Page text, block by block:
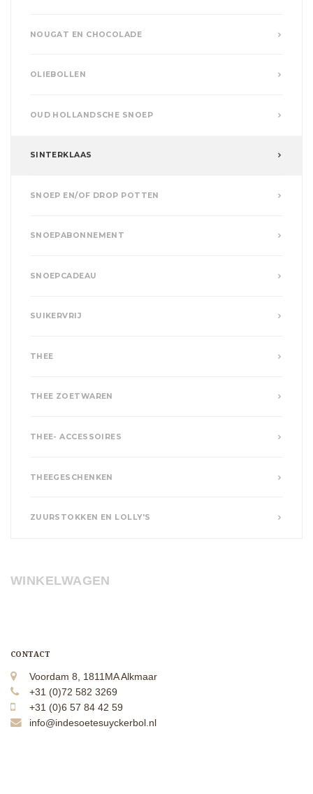
NOUGAT EN CHOCOLADE
OLIEBOLLEN
OUD HOLLANDSCHE SNOEP
SINTERKLAAS
SNOEP EN/OF DROP POTTEN
SNOEPABONNEMENT
SNOEPCADEAU
SUIKERVRIJ
THEE
THEE ZOETWAREN
THEE- ACCESSOIRES
THEEGESCHENKEN
ZUURSTOKKEN EN LOLLY'S
WINKELWAGEN
CONTACT
Voordam 8, 1811MA Alkmaar
+31 (0)72 582 3269
+31 (0)6 57 84 42 59
info@indesoetesuyckerbol.nl